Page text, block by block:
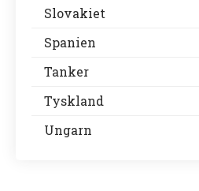
Slovakiet
Spanien
Tanker
Tyskland
Ungarn